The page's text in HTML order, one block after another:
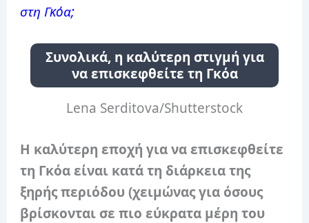
στη Γκόα;
Συνολικά, η καλύτερη στιγμή για
να επισκεφθείτε τη Γκόα
Lena Serditova/Shutterstock
Η καλύτερη εποχή για να επισκεφθείτε
τη Γκόα είναι κατά τη διάρκεια της
ξηρής περιόδου (χειμώνας για όσους
βρίσκονται σε πιο εύκρατα μέρη του